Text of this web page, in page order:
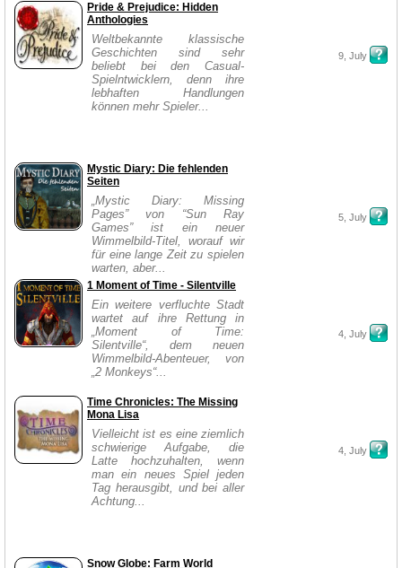
Pride & Prejudice: Hidden
Anthologies
Weltbekannte klassische
Geschichten sind sehr
beliebt bei den Casual-
Spielntwicklern, denn ihre
lebhaften Handlungen
können mehr Spieler...
9, July
Mystic Diary: Die fehlenden
Seiten
„Mystic Diary: Missing
Pages” von “Sun Ray
Games” ist ein neuer
Wimmelbild-Titel, worauf wir
für eine lange Zeit zu spielen
warten, aber...
5, July
1 Moment of Time - Silentville
Ein weitere verfluchte Stadt
wartet auf ihre Rettung in
„Moment of Time:
Silentville“, dem neuen
Wimmelbild-Abenteuer, von
„2 Monkeys“...
4, July
Time Chronicles: The Missing
Mona Lisa
Vielleicht ist es eine ziemlich
schwierige Aufgabe, die
Latte hochzuhalten, wenn
man ein neues Spiel jeden
Tag herausgibt, und bei aller
Achtung...
4, July
Snow Globe: Farm World